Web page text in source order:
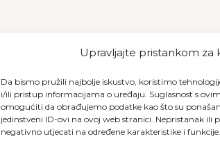
Upravljajte pristankom za
Da bismo pružili najbolje iskustvo, koristimo
i/ili pristup informacijama o uređaju. Suglasnost s
omogućiti da obrađujemo podatke kao što su
jedinstveni ID-ovi na ovoj web stranici. Nepristanak ili
negativno utjecati na određene karakteristike i funkcije.